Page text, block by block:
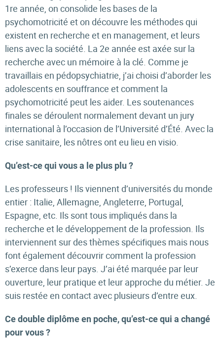
1re année, on consolide les bases de la
psychomotricité et on découvre les méthodes qui
existent en recherche et en management, et leurs
liens avec la société. La 2e année est axée sur la
recherche avec un mémoire à la clé. Comme je
travaillais en pédopsychiatrie, j’ai choisi d’aborder les
adolescents en souffrance et comment la
psychomotricité peut les aider. Les soutenances
finales se déroulent normalement devant un jury
international à l’occasion de l’Université d’Été. Avec la
crise sanitaire, les nôtres ont eu lieu en visio.
Qu’est-ce qui vous a le plus plu ?
Les professeurs ! Ils viennent d’universités du monde
entier : Italie, Allemagne, Angleterre, Portugal,
Espagne, etc. Ils sont tous impliqués dans la
recherche et le développement de la profession. Ils
interviennent sur des thèmes spécifiques mais nous
font également découvrir comment la profession
s’exerce dans leur pays. J’ai été marquée par leur
ouverture, leur pratique et leur approche du métier. Je
suis restée en contact avec plusieurs d’entre eux.
Ce double diplôme en poche, qu’est-ce qui a changé
pour vous ?